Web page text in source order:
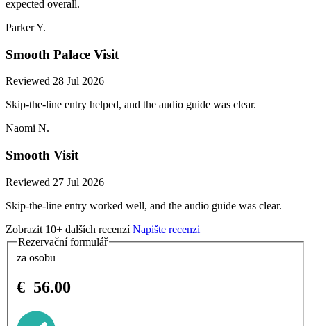
expected overall.
Parker Y.
Smooth Palace Visit
Reviewed 28 Jul 2026
Skip-the-line entry helped, and the audio guide was clear.
Naomi N.
Smooth Visit
Reviewed 27 Jul 2026
Skip-the-line entry worked well, and the audio guide was clear.
Zobrazit 10+ dalších recenzí Napište recenzi
Rezervační formulář
za osobu
€ 56.00